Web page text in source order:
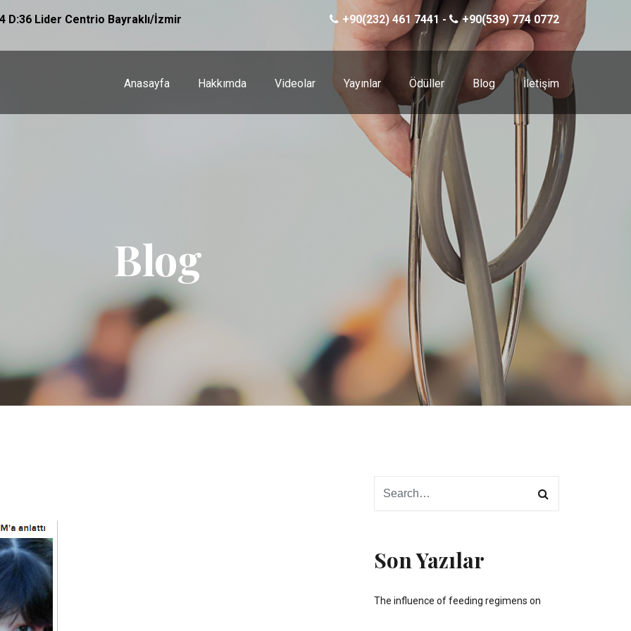
D:36 Lider Centrio Bayraklı/İzmir +90(232) 461 7441 - +90(539) 774 0772
Anasayfa Hakkımda Videolar Yayınlar Ödüller Blog İletişim
Blog
Son Yazılar
The influence of feeding regimens on